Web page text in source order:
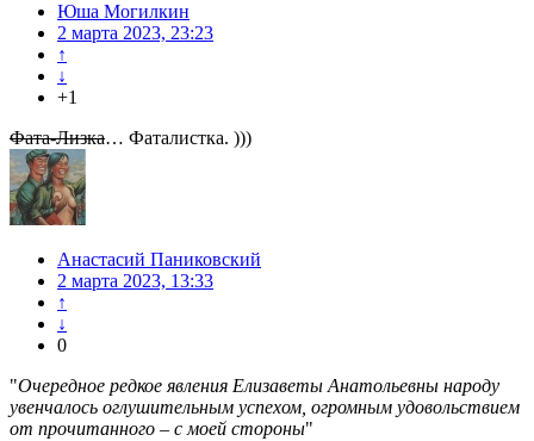
Юша Могилкин
2 марта 2023, 23:23
↑
↓
+1
Фата-Лизка… Фаталистка. )))
Анастасий Паниковский
2 марта 2023, 13:33
↑
↓
0
"Очередное редкое явления Елизаветы Анатольевны народу
увенчалось оглушительным успехом, огромным удовольствием
от прочитанного – с моей стороны"